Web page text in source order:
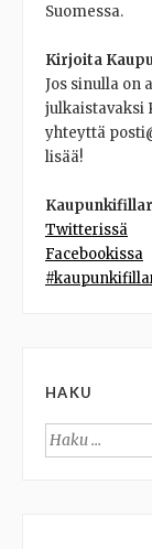
Suomessa.
Kirjoita
Jos sinulla on
julkaistavaksi
yhteyttä
lisää!
Twitterissä
Facebookissa
HAKU
Haku: